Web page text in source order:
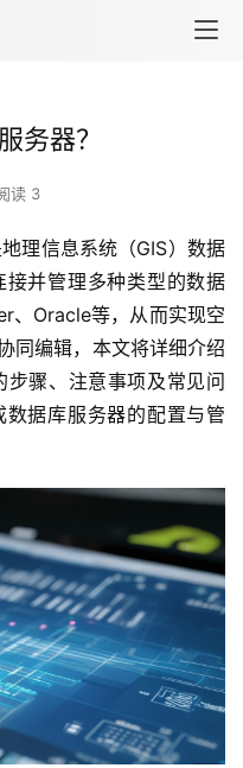
务器？
读 3
理信息系统（GIS）数据
并管理多种类型的数据
、Oracle等，从而实现空
同编辑，本文将详细介绍
骤、注意事项及常见问
据库服务器的配置与管